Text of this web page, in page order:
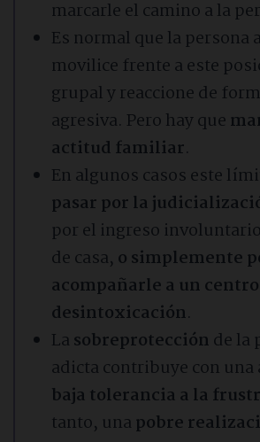
marcarle el camino a la
Es normal que la persona
movilice frente a este
grupal y reaccione de
agresiva. Pero hay que
actitud familiar.
En algunos casos este
pasar por la
por el ingreso
de casa, o simplemente
acompañarle a un
desintoxicación.
La sobreprotección de la
adicta contribuye con
baja tolerancia a la
tanto, una pobre